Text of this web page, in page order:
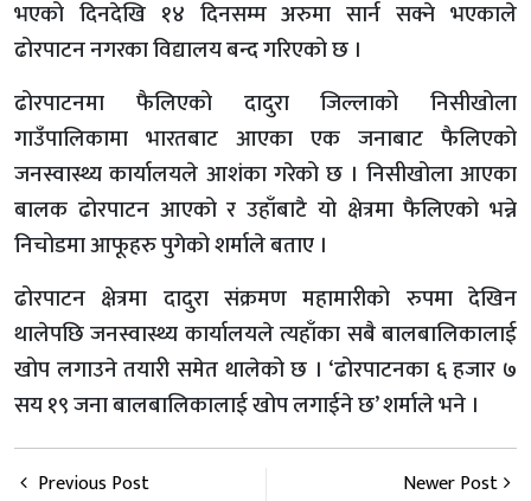
भएको दिनदेखि १४ दिनसम्म अरुमा सार्न सक्ने भएकाले
ढोरपाटन नगरका विद्यालय बन्द गरिएको छ ।
ढोरपाटनमा फैलिएको दादुरा जिल्लाको निसीखोला
गाउँपालिकामा भारतबाट आएका एक जनाबाट फैलिएको
जनस्वास्थ्य कार्यालयले आशंका गरेको छ । निसीखोला आएका
बालक ढोरपाटन आएको र उहाँबाटै यो क्षेत्रमा फैलिएको भन्ने
निचोडमा आफूहरु पुगेको शर्माले बताए ।
ढोरपाटन क्षेत्रमा दादुरा संक्रमण महामारीको रुपमा देखिन
थालेपछि जनस्वास्थ्य कार्यालयले त्यहाँका सबै बालबालिकालाई
खोप लगाउने तयारी समेत थालेको छ । ‘ढोरपाटनका ६ हजार ७
सय १९ जना बालबालिकालाई खोप लगाईने छ’ शर्माले भने ।
Previous Post
Newer Post